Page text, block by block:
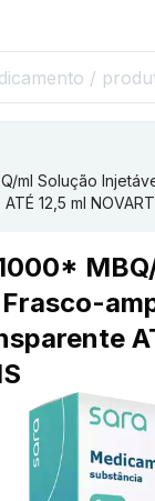
ml Solução
12,5 ml